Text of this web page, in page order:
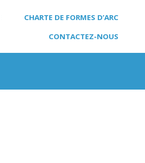
CHARTE DE FORMES D’ARC
CONTACTEZ-NOUS